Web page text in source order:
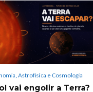
Astrofísica e Cosmologia
vai engolir a Terra?